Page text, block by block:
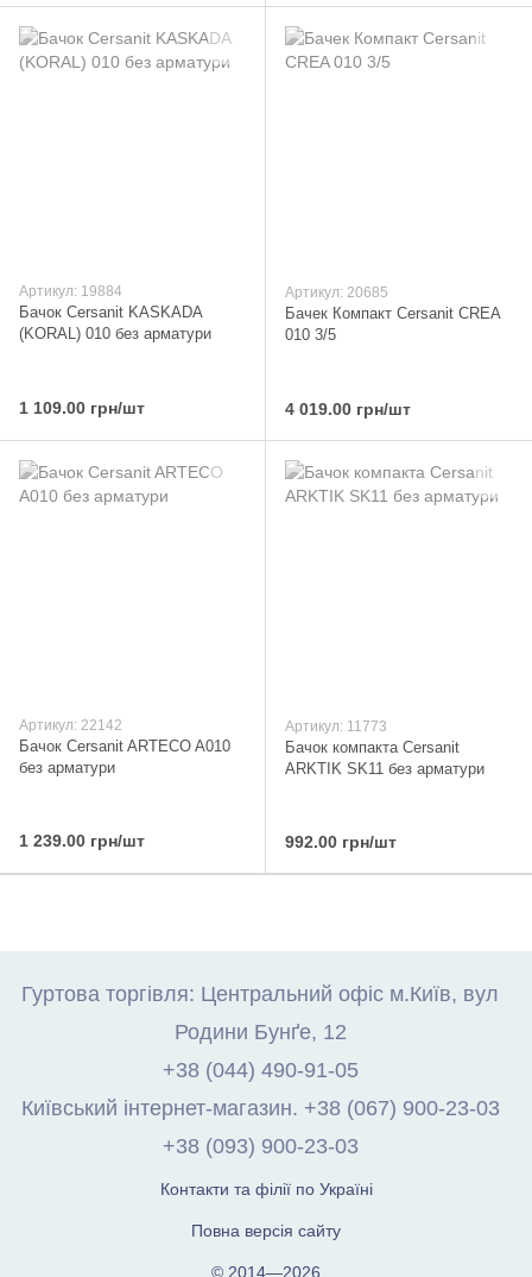
Артикул: 19884
Бачок Cersanit KASKADA
(KORAL) 010 без арматури
1 109.00 грн/шт
Артикул: 20685
Бачек Компакт Cersanit CREA
010 3/5
4 019.00 грн/шт
Артикул: 22142
Бачок Cersanit ARTECO A010
без арматури
1 239.00 грн/шт
Артикул: 11773
Бачок компакта Cersanit
ARKTIK SK11 без арматури
992.00 грн/шт
Гуртова торгівля: Центральний офіс м.Київ, вул
Родини Бунґе, 12
+38 (044) 490-91-05
Київський інтернет-магазин. +38 (067) 900-23-03
+38 (093) 900-23-03
Контакти та філії по Україні
Повна версія сайту
© 2014—2026